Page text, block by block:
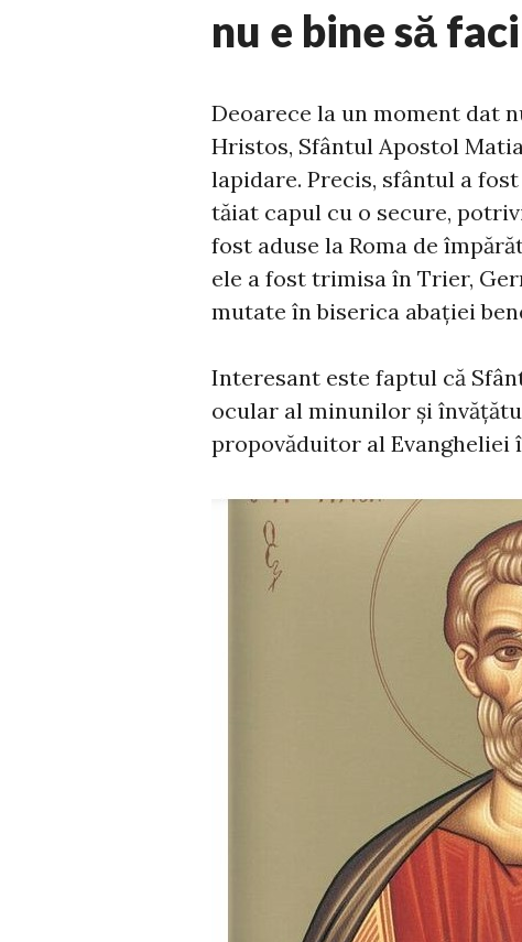
nu e bine să
Deoarece la un moment dat
Hristos, Sfântul Apostol
lapidare. Precis, sfântul a
tăiat capul cu o secure,
fost aduse la Roma de
ele a fost trimisa în Trier,
mutate în biserica abației
Interesant este faptul că
ocular al minunilor și
propovăduitor al Evangheliei